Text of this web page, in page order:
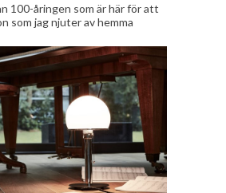
100-åringen som är här för att
som jag njuter av hemma